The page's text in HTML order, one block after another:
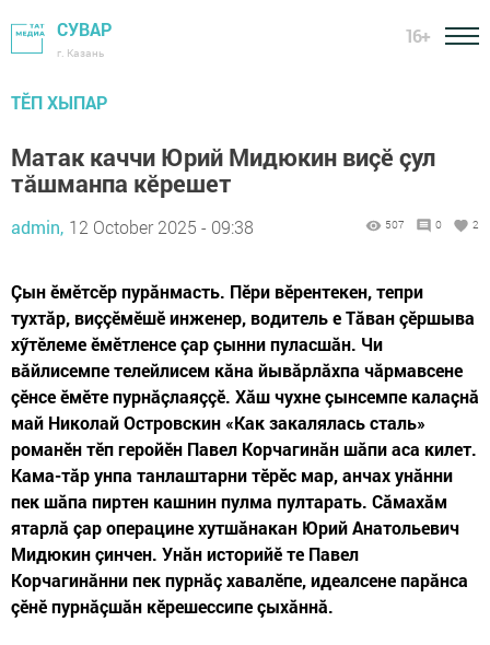
СУВАР
г. Казань
16+
ТӖП ХЫПАР
Матак каччи Юрий Мидюкин виçӗ çул
тăшманпа кӗрешет
admin, 12 October 2025 - 09:38 507 0 2
Çын ӗмӗтсӗр пурăнмасть. Пӗри вӗрентекен, тепри
тухтăр, виççӗмӗшӗ инженер, водитель е Тăван çӗршыва
хӳтӗлеме ӗмӗтленсе çар çынни пуласшăн. Чи
вăйлисемпе телейлисем кăна йывăрлăхпа чăрмавсене
çӗнсе ӗмӗте пурнăçлаяççӗ. Хăш чухне çынсемпе калаçнă
май Николай Островскин «Как закалялась сталь»
романӗн тӗп геройӗн Павел Корчагинăн шăпи аса килет.
Кама-тăр унпа танлаштарни тӗрӗс мар, анчах унăнни
пек шăпа пиртен кашнин пулма пултарать. Сăмахăм
ятарлă çар операцине хутшăнакан Юрий Анатольевич
Мидюкин çинчен. Унăн историйӗ те Павел
Корчагинăнни пек пурнăç хавалӗпе, идеалсене парăнса
çӗнӗ пурнăçшăн кӗрешессипе çыхăннă.